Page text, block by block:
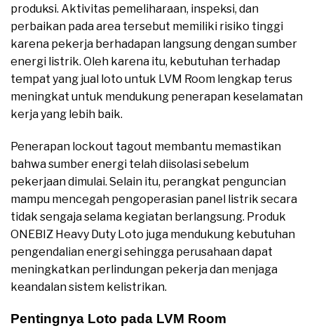
produksi. Aktivitas pemeliharaan, inspeksi, dan
perbaikan pada area tersebut memiliki risiko tinggi
karena pekerja berhadapan langsung dengan sumber
energi listrik. Oleh karena itu, kebutuhan terhadap
tempat yang jual loto untuk LVM Room lengkap terus
meningkat untuk mendukung penerapan keselamatan
kerja yang lebih baik.
Penerapan lockout tagout membantu memastikan
bahwa sumber energi telah diisolasi sebelum
pekerjaan dimulai. Selain itu, perangkat penguncian
mampu mencegah pengoperasian panel listrik secara
tidak sengaja selama kegiatan berlangsung. Produk
ONEBIZ Heavy Duty Loto juga mendukung kebutuhan
pengendalian energi sehingga perusahaan dapat
meningkatkan perlindungan pekerja dan menjaga
keandalan sistem kelistrikan.
Pentingnya Loto pada LVM Room